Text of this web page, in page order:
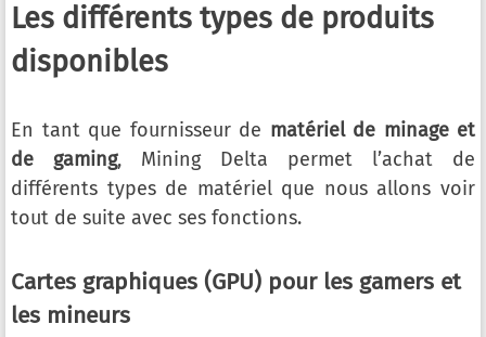
Les différents types de produits
disponibles
En tant que fournisseur de matériel de minage et
de gaming, Mining Delta permet l’achat de
différents types de matériel que nous allons voir
tout de suite avec ses fonctions.
Cartes graphiques (GPU) pour les gamers et
les mineurs